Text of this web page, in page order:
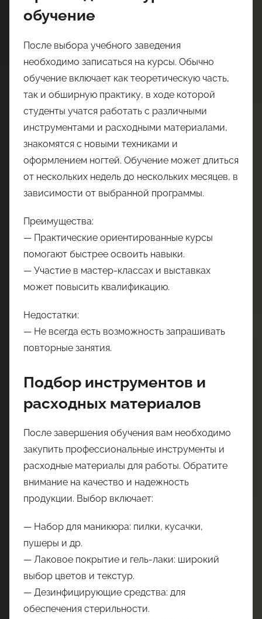
обучение
После выбора учебного заведения
необходимо записаться на курсы. Обычно
обучение включает как теоретическую часть,
так и обширную практику, в ходе которой
студенты учатся работать с различными
инструментами и расходными материалами,
знакомятся с новыми техниками и
оформлением ногтей. Обучение может длиться
от нескольких недель до нескольких месяцев, в
зависимости от выбранной программы.
Преимущества:
— Практические ориентированные курсы
помогают быстрее освоить навыки.
— Участие в мастер-классах и выставках
может повысить квалификацию.
Недостатки:
— Не всегда есть возможность запрашивать
повторные занятия.
Подбор инструментов и
расходных материалов
После завершения обучения вам необходимо
закупить профессиональные инструменты и
расходные материалы для работы. Обратите
внимание на качество и надежность
продукции. Выбор включает:
— Набор для маникюра: пилки, кусачки,
пушеры и др.
— Лаковое покрытие и гель-лаки: широкий
выбор цветов и текстур.
— Дезинфицирующие средства: для
обеспечения стерильности.